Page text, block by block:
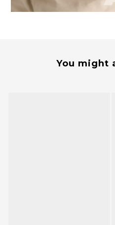
You might